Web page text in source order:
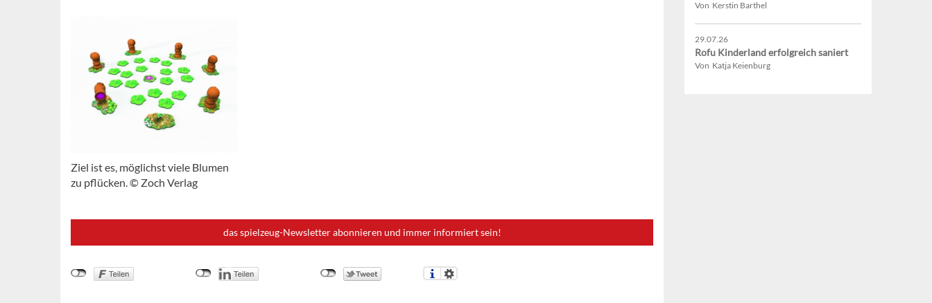
Ziel ist es, möglichst viele Blumen
zu pflücken. © Zoch Verlag
das spielzeug-Newsletter abonnieren und immer informiert sein!
Von Kerstin Barthel
29.07.26
Rofu Kinderland erfolgreich saniert
Von Katja Keienburg